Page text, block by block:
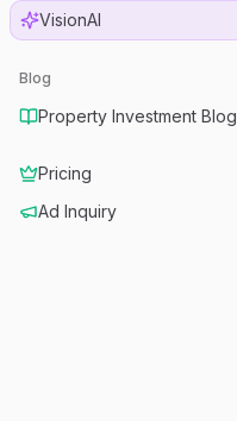
VisionAI
Blog
Property Investment Blog
Pricing
Ad Inquiry